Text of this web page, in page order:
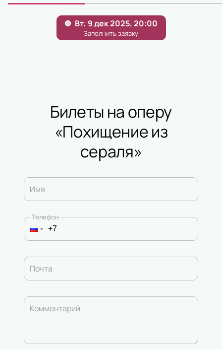
Билеты на оперу
«Похищение из
cераля»
Имя
Телефон
Почта
Комментарий